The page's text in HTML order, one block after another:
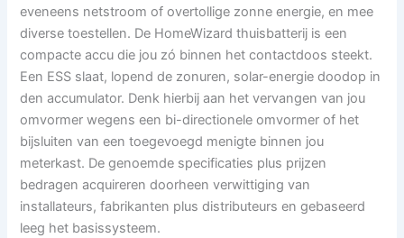
eveneens netstroom of overtollige zonne energie, en mee
diverse toestellen. De HomeWizard thuisbatterij is een
compacte accu die jou zó binnen het contactdoos steekt.
Een ESS slaat, lopend de zonuren, solar-energie doodop in
den accumulator. Denk hierbij aan het vervangen van jou
omvormer wegens een bi-directionele omvormer of het
bijsluiten van een toegevoegd menigte binnen jou
meterkast. De genoemde specificaties plus prijzen
bedragen acquireren doorheen verwittiging van
installateurs, fabrikanten plus distributeurs en gebaseerd
leeg het basissysteem.